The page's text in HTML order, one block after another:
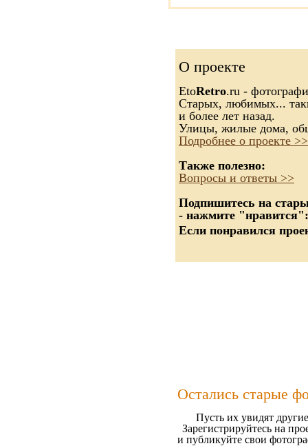
О проекте
EtoRetro.ru -
Старых, любимых...
и более лет назад.
Улицы, жилые дома,
Подробнее о проекте >>
Также полезно:
Вопросы и ответы >>
Подпишитесь на
- нажмите "нравится":
Если понравился
Остались старые
Пусть их увидят
Зарегистрируйтесь на
и публикуйте свои